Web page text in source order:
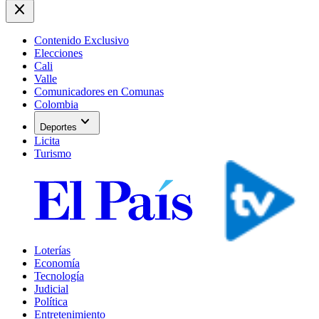
close
Contenido Exclusivo
Elecciones
Cali
Valle
Comunicadores en Comunas
Colombia
Deportes expand_more
Licita
Turismo
Loterías
Economía
Tecnología
Judicial
Política
Entretenimiento